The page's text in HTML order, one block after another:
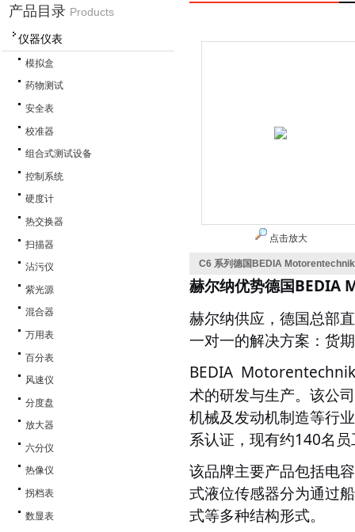
产品目录 Products
仪器仪表
模拟盒
药物测试
安全表
校准器
组合式测试设备
控制系统
硬度计
热交换器
扫描器
沾污仪
紫光源
混合器
万用表
百分表
风速仪
分度盘
放大器
六分仪
热像仪
拐档表
数显表
点击放大
C6 系列德国BEDIA
赫尔纳优势德国BEDIA
赫尔纳供应，德国总部
一对一的解决方案：货
BEDIA Motorentechnik
术的研发与生产。该公
机械及发动机制造等行
系认证，现有约140名
该品牌主要产品包括电
式液位传感器分为通过
式等多种结构形式。